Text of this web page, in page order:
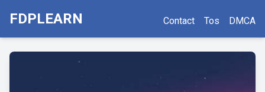
FDPLEARN Contact Tos DMCA